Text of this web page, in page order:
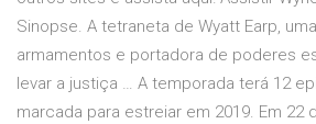
Sinopse. A tetraneta de Wyatt Earp,
armamentos e portadora de poderes
levar a justiça … A temporada terá 12
marcada para estreiar em 2019. Em 22